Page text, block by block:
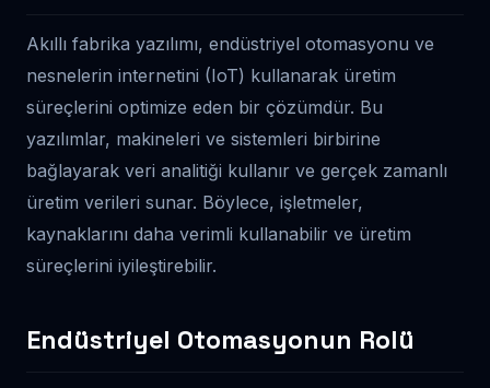
Akıllı fabrika yazılımı, endüstriyel otomasyonu ve
nesnelerin internetini (IoT) kullanarak üretim
süreçlerini optimize eden bir çözümdür. Bu
yazılımlar, makineleri ve sistemleri birbirine
bağlayarak veri analitiği kullanır ve gerçek zamanlı
üretim verileri sunar. Böylece, işletmeler,
kaynaklarını daha verimli kullanabilir ve üretim
süreçlerini iyileştirebilir.
Endüstriyel Otomasyonun Rolü